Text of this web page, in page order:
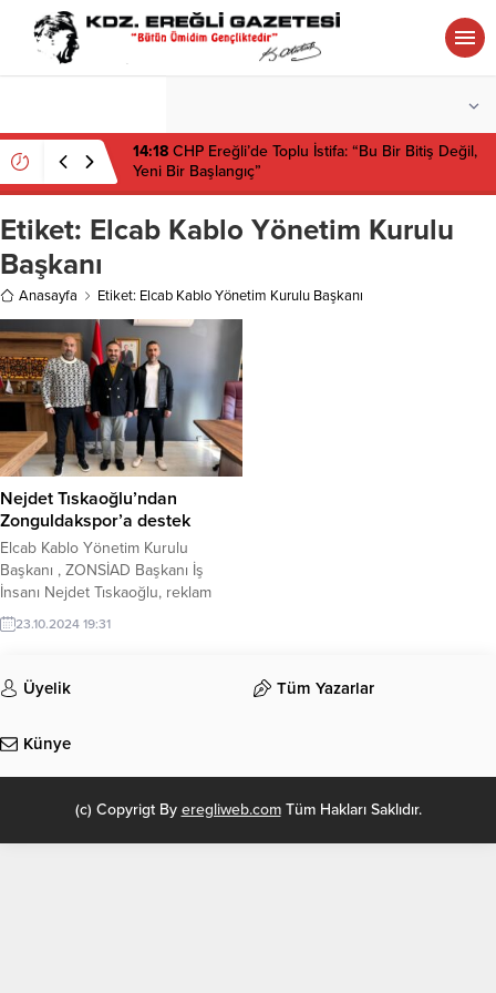
14:18 CHP Ereğli’de Toplu İstifa: “Bu Bir Bitiş Değil,
Yeni Bir Başlangıç”
Etiket: Elcab Kablo Yönetim Kurulu
Başkanı
Anasayfa Etiket: Elcab Kablo Yönetim Kurulu Başkanı
Nejdet Tıskaoğlu’ndan
Zonguldakspor’a destek
Elcab Kablo Yönetim Kurulu
Başkanı , ZONSİAD Başkanı İş
İnsanı Nejdet Tıskaoğlu, reklam
vererek Zonguldakspor'a destek
oldu.
23.10.2024 19:31
Üyelik Tüm Yazarlar
Künye
(c) Copyrigt By eregliweb.com Tüm Hakları Saklıdır.